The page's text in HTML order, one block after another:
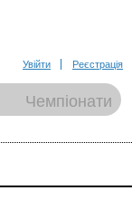
Увійти Реєстрація